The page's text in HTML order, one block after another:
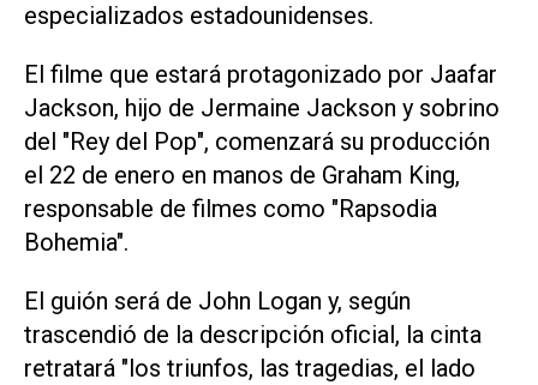
especializados estadounidenses.
El filme que estará protagonizado por Jaafar
Jackson, hijo de Jermaine Jackson y sobrino
del "Rey del Pop", comenzará su producción
el 22 de enero en manos de Graham King,
responsable de filmes como "Rapsodia
Bohemia".
El guión será de John Logan y, según
trascendió de la descripción oficial, la cinta
retratará "los triunfos, las tragedias, el lado